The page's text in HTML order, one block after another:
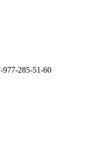
285-51-60